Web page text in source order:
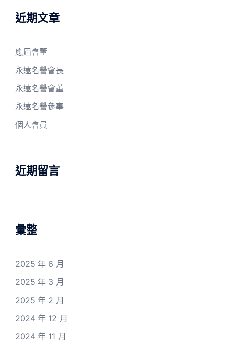
字:
近期文章
應屆會董
永遠名譽會長
永遠名譽會董
永遠名譽參事
個人會員
近期留言
彙整
2025 年 6 月
2025 年 3 月
2025 年 2 月
2024 年 12 月
2024 年 11 月